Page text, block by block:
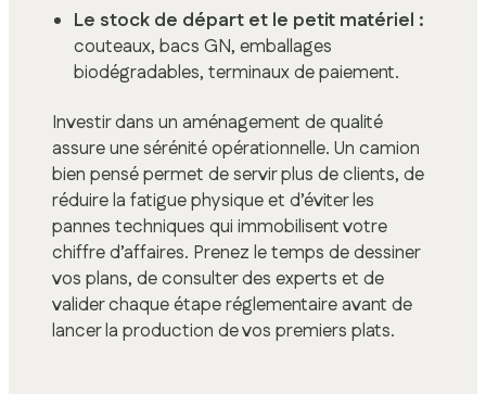
Le stock de départ et le petit matériel :
couteaux, bacs GN, emballages
biodégradables, terminaux de paiement.
Investir dans un aménagement de qualité
assure une sérénité opérationnelle. Un camion
bien pensé permet de servir plus de clients, de
réduire la fatigue physique et d’éviter les
pannes techniques qui immobilisent votre
chiffre d’affaires. Prenez le temps de dessiner
vos plans, de consulter des experts et de
valider chaque étape réglementaire avant de
lancer la production de vos premiers plats.